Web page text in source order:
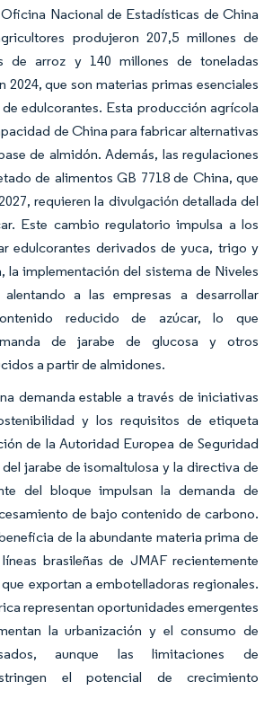
Nacional de Estadísticas de China
produjeron 207,5 millones de
de arroz y 140 millones de toneladas
2024, que son materias primas esenciales
edulcorantes. Esta producción agrícola
de China para fabricar alternativas
de almidón. Además, las regulaciones
de alimentos GB 7718 de China, que
requieren la divulgación detallada del
Este cambio regulatorio impulsa a los
edulcorantes derivados de yuca, trigo y
la implementación del sistema de Niveles
alentando a las empresas a desarrollar
reducido de azúcar, lo que
de jarabe de glucosa y otros
a partir de almidones.
demanda estable a través de iniciativas
y los requisitos de etiqueta
de la Autoridad Europea de Seguridad
jarabe de isomaltulosa y la directiva de
del bloque impulsan la demanda de
de bajo contenido de carbono.
de la abundante materia prima de
brasileñas de JMAF recientemente
exportan a embotelladoras regionales.
representan oportunidades emergentes
la urbanización y el consumo de
aunque las limitaciones de
el potencial de crecimiento